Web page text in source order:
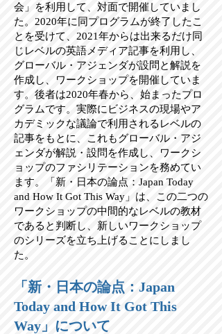
会」を利用して、対面で開催していまし
た。2020年に同プログラムが終了したこ
とを受けて、2021年からは出来るだけ同
じレベルの英語メディア記事を利用し、
グローバル・アジェンダが設問と解説を
作成し、ワークショップを開催していま
す。後者は2020年春から、始まったプロ
グラムです。実際にビジネスの現場やア
カデミックな議論で利用されるレベルの
記事をもとに、これもグローバル・アジ
ェンダが解説・設問を作成し、ワークシ
ョップのファシリテーションを務めてい
ます。「新・日本の論点：Japan Today
and How It Got This Way」は、この二つの
ワークショップの中間的なレベルの教材
であると判断し、新しいワークショップ
のシリーズを立ち上げることにしまし
た。
「新・日本の論点：Japan
Today and How It Got This
Way」について